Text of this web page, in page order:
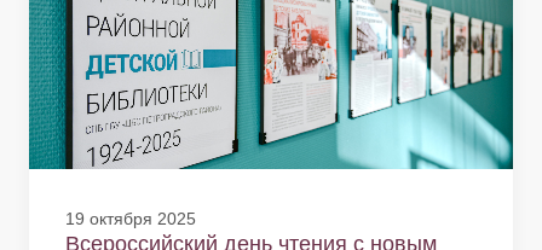
19 октября 2025
Всероссийский день чтения с новым